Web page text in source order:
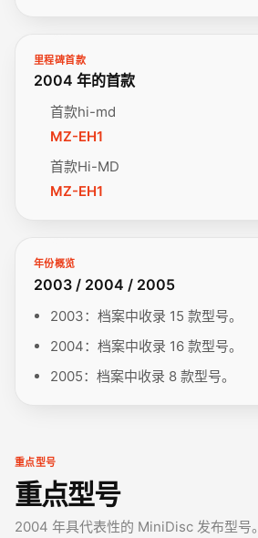
里程碑首款
2004 年的首款
首款hi-md
MZ-EH1
首款Hi-MD
MZ-EH1
年份概览
2003 / 2004 / 2005
2003：档案中收录 15 款型号。
2004：档案中收录 16 款型号。
2005：档案中收录 8 款型号。
重点型号
重点型号
2004 年具代表性的 MiniDisc 发布型号。